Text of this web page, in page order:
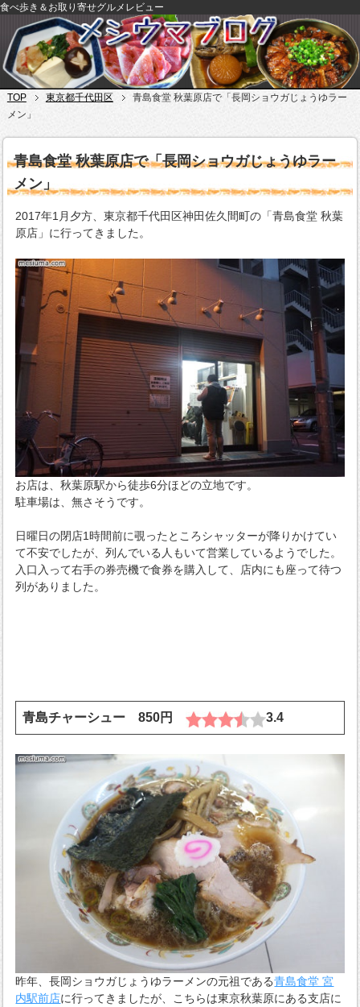
食べ歩き＆お取り寄せグルメレビュー
TOP 東京都千代田区
青島食堂 秋葉原店で「長岡ショウガじょうゆラー
メン」
青島食堂 秋葉原店で「長岡ショウガじょうゆラー
メン」
2017年1月夕方、東京都千代田区神田佐久間町の「青島食堂 秋葉
原店」に行ってきました。
お店は、秋葉原駅から徒歩6分ほどの立地です。
駐車場は、無さそうです。
日曜日の閉店1時間前に覗ったところシャッターが降りかけてい
て不安でしたが、列んでいる人もいて営業しているようでした。
入口入って右手の券売機で食券を購入して、店内にも座って待つ
列がありました。
青島チャーシュー 850円 3.4
昨年、長岡ショウガじょうゆラーメンの元祖である青島食堂 宮
内駅前店に行ってきましたが、こちらは東京秋葉原にある支店に